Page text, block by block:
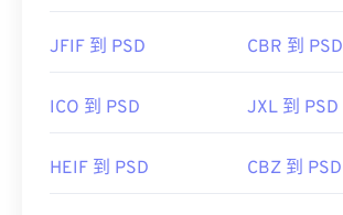
JFIF 到 PSD CBR 到 PSD
ICO 到 PSD JXL 到 PSD
HEIF 到 PSD CBZ 到 PSD